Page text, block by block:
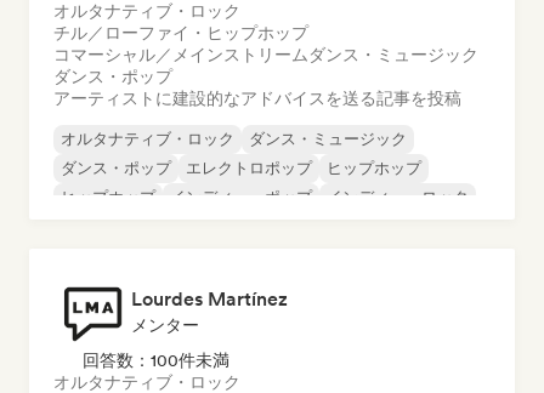
オルタナティブ・ロック
チル／ローファイ・ヒップホップ
コマーシャル／メインストリーム ダンス・ミュージック
ダンス・ポップ
アーティストに建設的なアドバイスを送る記事を投稿
オルタナティブ・ロック
ダンス・ミュージック
ダンス・ポップ
エレクトロポップ
ヒップホップ
ヒップホップ
インディー・ポップ インディー・ロック
Lourdes Martínez
メンター
回答数：100件未満
オルタナティブ・ロック